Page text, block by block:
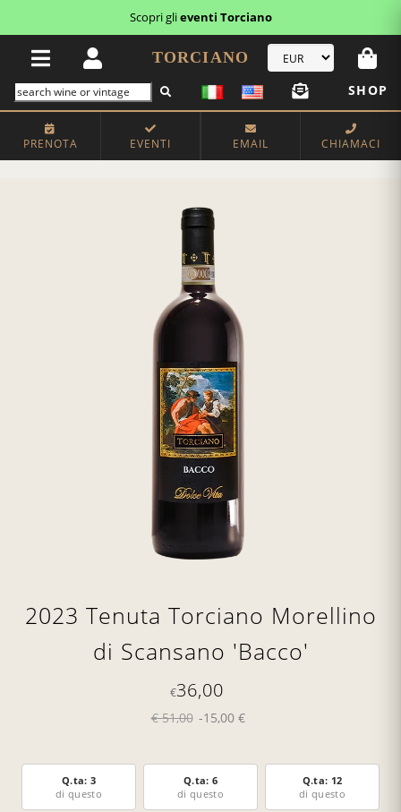
Scopri glieventi Torciano
TORCIANO
SHOP
PRENOTA EVENTI EMAIL CHIAMACI
2023 Tenuta Torciano Morellino
di Scansano 'Bacco'
€36,00
€ 51,00 -15,00 €
Q.ta: 3
di questo
Q.ta: 6
di questo
Q.ta: 12
di questo